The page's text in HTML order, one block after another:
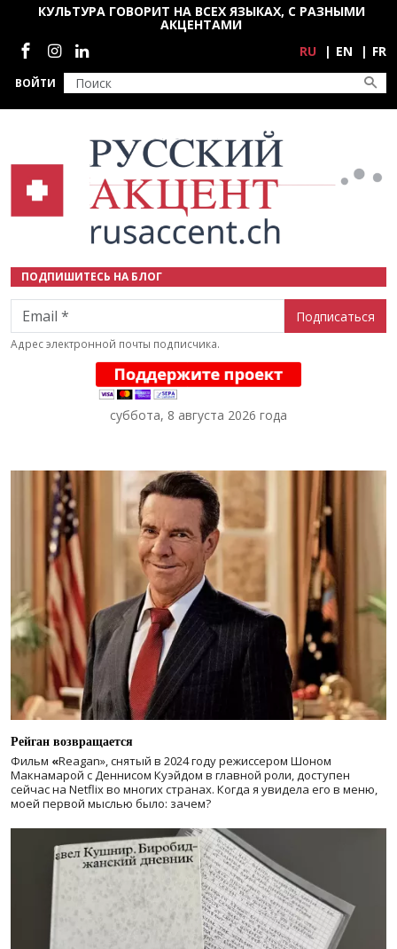
Перейти к основному содержанию
ВОЙТИ
КУЛЬТУРА ГОВОРИТ НА ВСЕХ ЯЗЫКАХ, С РАЗНЫМИ
АКЦЕНТАМИ
Социальные сети
RU EN FR
ПОДПИШИТЕСЬ НА БЛОГ
Email
Адрес электронной почты подписчика.
суббота, 8 августа 2026 года
Рейган возвращается
Фильм «Reagan», снятый в 2024 годурежиссером Шоном
Макнамарой с Деннисом Куэйдом в главной роли, доступен
сейчас на Netflix во многих странах. Когда я увидела его в меню,
моей первой мыслью было: зачем?